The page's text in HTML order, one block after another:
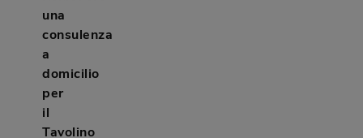
una
consulenza
a
domicilio
per
il
Tavolino